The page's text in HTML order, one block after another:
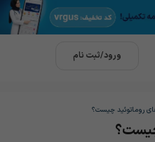
ورود/ثبت نام
روماتوئید چیست؟